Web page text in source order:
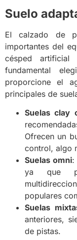
Suelo
El calzado de
importantes del
césped
fundamental
proporcione el
principales de
Suelas clay
Ofrecen un
control, algo
Suelas omni:
ya que
populares
Suelas
anteriores,
de pistas.